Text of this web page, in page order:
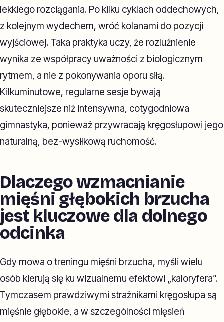
lekkiego rozciągania. Po kilku cyklach oddechowych,
z kolejnym wydechem, wróć kolanami do pozycji
wyjściowej. Taka praktyka uczy, że rozluźnienie
wynika ze współpracy uważności z biologicznym
rytmem, a nie z pokonywania oporu siłą.
Kilkuminutowe, regularne sesje bywają
skuteczniejsze niż intensywna, cotygodniowa
gimnastyka, ponieważ przywracają kręgosłupowi jego
naturalną, bez-wysiłkową ruchomość.
Dlaczego wzmacnianie
mięśni głębokich brzucha
jest kluczowe dla dolnego
odcinka
Gdy mowa o treningu mięśni brzucha, myśli wielu
osób kierują się ku wizualnemu efektowi „kaloryfera”.
Tymczasem prawdziwymi strażnikami kręgosłupa są
mięśnie głębokie, a w szczególności mięsień